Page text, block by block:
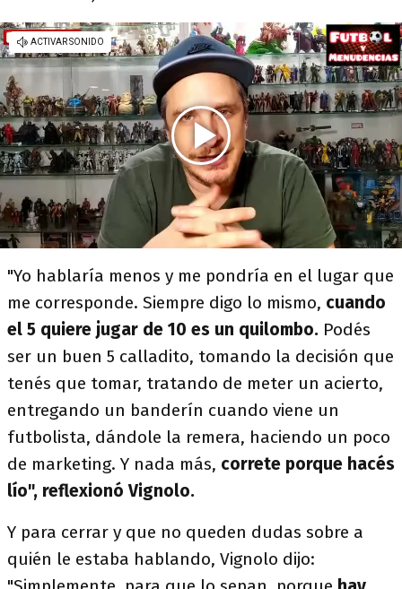
"Yo hablaría menos y me pondría en el lugar que
me corresponde. Siempre digo lo mismo, cuando
el 5 quiere jugar de 10 es un quilombo. Podés
ser un buen 5 calladito, tomando la decisión que
tenés que tomar, tratando de meter un acierto,
entregando un banderín cuando viene un
futbolista, dándole la remera, haciendo un poco
de marketing. Y nada más, correte porque hacés
lío", reflexionó Vignolo.
Y para cerrar y que no queden dudas sobre a
quién le estaba hablando, Vignolo dijo: